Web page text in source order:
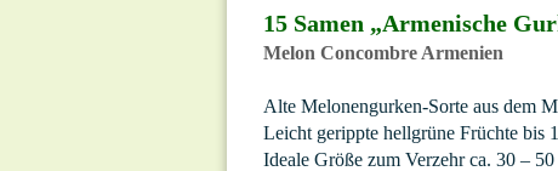
15 Samen „Armenische
Melon Concombre Armenien
Alte Melonengurken-Sorte aus dem
Leicht gerippte hellgrüne Früchte bis
Ideale Größe zum Verzehr ca. 30 – 50